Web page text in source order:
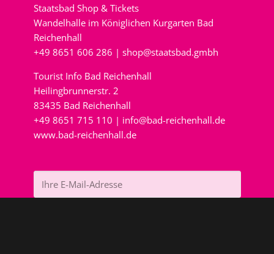
Staatsbad Shop & Tickets
Wandelhalle im Königlichen Kurgarten Bad
Reichenhall
+49 8651 606 286 | shop@staatsbad.gmbh
Tourist Info Bad Reichenhall
Heilingbrunnerstr. 2
83435 Bad Reichenhall
+49 8651 715 110 | info@bad-reichenhall.de
www.bad-reichenhall.de